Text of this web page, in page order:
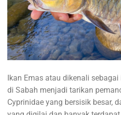
Ikan Emas atau dikenali
di Sabah menjadi tarikan
Cyprinidae yang bersisik besar,